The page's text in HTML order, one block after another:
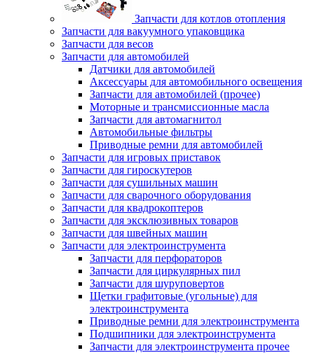
Запчасти для котлов отопления
Запчасти для вакуумного упаковщика
Запчасти для весов
Запчасти для автомобилей
Датчики для автомобилей
Аксессуары для автомобильного освещения
Запчасти для автомобилей (прочее)
Моторные и трансмиссионные масла
Запчасти для автомагнитол
Автомобильные фильтры
Приводные ремни для автомобилей
Запчасти для игровых приставок
Запчасти для гироскутеров
Запчасти для сушильных машин
Запчасти для сварочного оборудования
Запчасти для квадрокоптеров
Запчасти для эксклюзивных товаров
Запчасти для швейных машин
Запчасти для электроинструмента
Запчасти для перфораторов
Запчасти для циркулярных пил
Запчасти для шуруповертов
Щетки графитовые (угольные) для
электроинструмента
Приводные ремни для электроинструмента
Подшипники для электроинструмента
Запчасти для электроинструмента прочее